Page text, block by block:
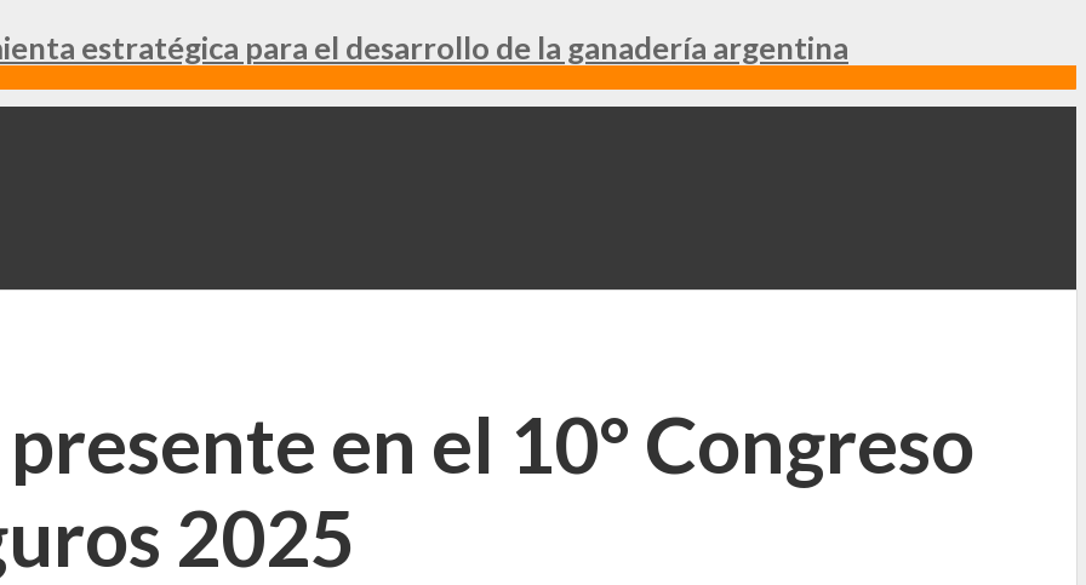
estratégica para el desarrollo de la ganadería argentina
en el 10° Congreso
2025